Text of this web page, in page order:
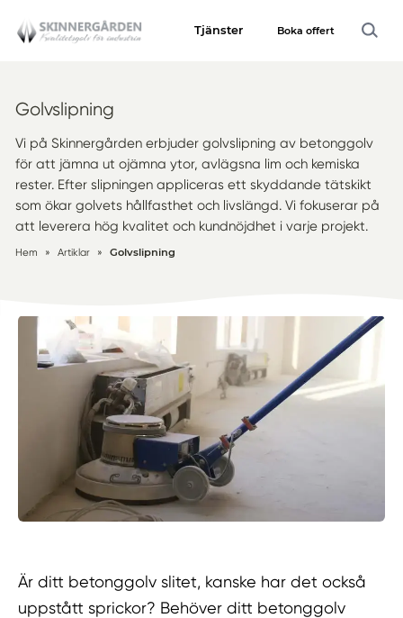
Tjänster Boka offert
Golvslipning
Vi på Skinnergården erbjuder golvslipning av betonggolv
för att jämna ut ojämna ytor, avlägsna lim och kemiska
rester. Efter slipningen appliceras ett skyddande tätskikt
som ökar golvets hållfasthet och livslängd. Vi fokuserar på
att leverera hög kvalitet och kundnöjdhet i varje projekt.
Hem » Artiklar » Golvslipning
Är ditt betonggolv slitet, kanske har det också
uppstått sprickor? Behöver ditt betonggolv